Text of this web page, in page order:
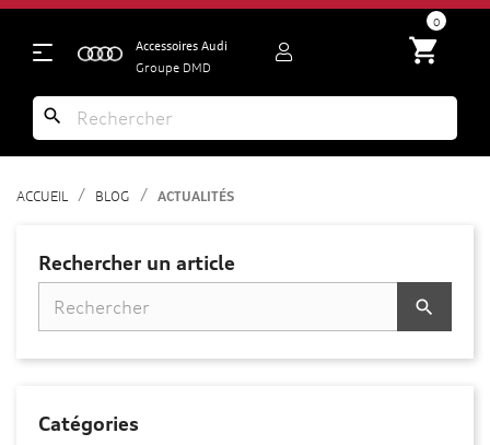
shopping_cart
0
Accessoires Audi
Groupe DMD
search
ACCUEIL BLOG ACTUALITÉS
Rechercher un article
search
Catégories